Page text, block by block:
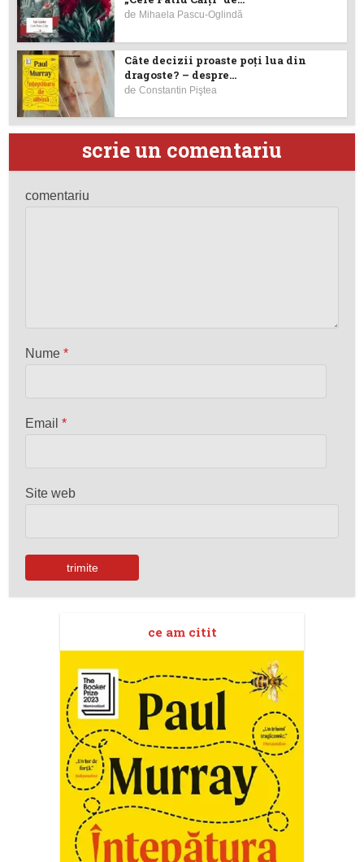
de Mihaela Pascu-Oglindă
Câte decizii proaste poţi lua din
dragoste? – despre...
deConstantin Piştea
scrie un comentariu
comentariu
Nume*
Email*
Site web
ce am citit